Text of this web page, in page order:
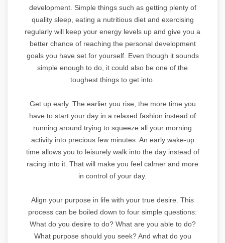
development. Simple things such as getting plenty of
quality sleep, eating a nutritious diet and exercising
regularly will keep your energy levels up and give you a
better chance of reaching the personal development
goals you have set for yourself. Even though it sounds
simple enough to do, it could also be one of the
toughest things to get into.
Get up early. The earlier you rise, the more time you
have to start your day in a relaxed fashion instead of
running around trying to squeeze all your morning
activity into precious few minutes. An early wake-up
time allows you to leisurely walk into the day instead of
racing into it. That will make you feel calmer and more
in control of your day.
Align your purpose in life with your true desire. This
process can be boiled down to four simple questions:
What do you desire to do? What are you able to do?
What purpose should you seek? And what do you